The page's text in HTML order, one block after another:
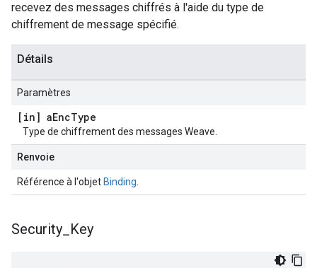
recevez des messages chiffrés à l'aide du type de
chiffrement de message spécifié.
Détails
Paramètres
[in] aEncType
Type de chiffrement des messages Weave.
Renvoie
Référence à l'objet Binding
Security Key